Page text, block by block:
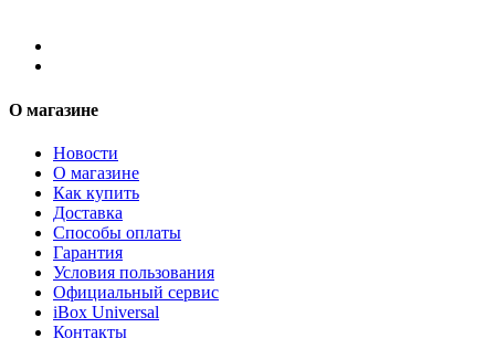
О магазине
Новости
О магазине
Как купить
Доставка
Способы оплаты
Гарантия
Условия пользования
Официальный сервис
iBox Universal
Контакты